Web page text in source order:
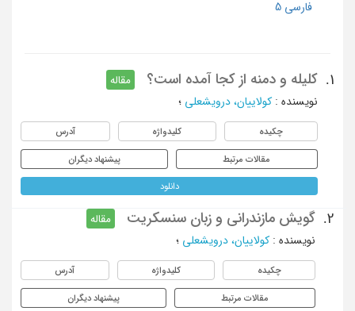
فارسی 5
1. کلیله و دمنه از کجا آمده است؟
مقاله
نویسنده : کولاییان، درویشعلی ؛
چکیده کلیدواژه آدرس
مقالات مرتبط پیشنهاد دیگران
دانلود
2. گویش مازندرانی و زبان سنسکریت
مقاله
نویسنده : کولاییان، درویشعلی ؛
چکیده کلیدواژه آدرس
مقالات مرتبط پیشنهاد دیگران